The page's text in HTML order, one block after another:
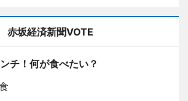
赤坂経済新聞VOTE
チ！何が食べたい？